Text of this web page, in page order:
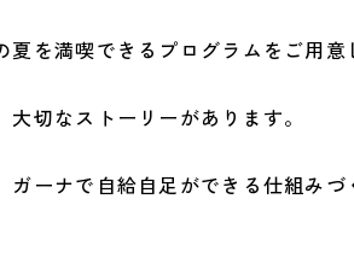
を満喫できるプログラムをご用意
切なストーリーがあります。
ーナで自給自足ができる仕組み